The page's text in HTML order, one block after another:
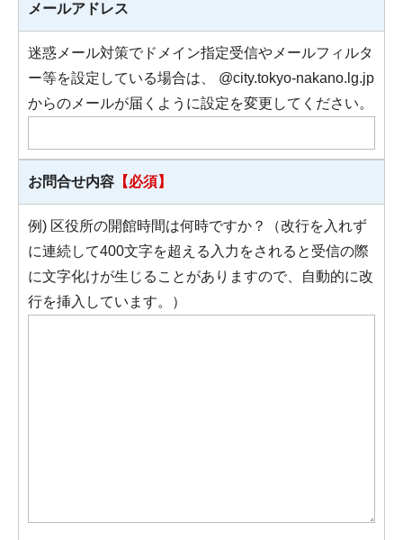
メールアドレス
迷惑メール対策でドメイン指定受信やメールフィルタ
ー等を設定している場合は、 @city.tokyo-nakano.lg.jp
からのメールが届くように設定を変更してください。
お問合せ内容 【必須】
例) 区役所の開館時間は何時ですか？（改行を入れず
に連続して400文字を超える入力をされると受信の際
に文字化けが生じることがありますので、自動的に改
行を挿入しています。）